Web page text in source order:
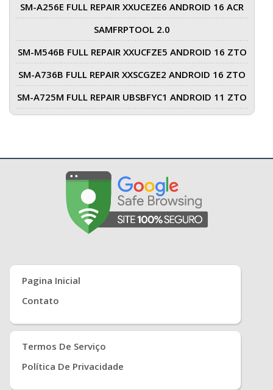
SM-A256E FULL REPAIR XXUCEZE6 ANDROID 16 ACR
SAMFRPTOOL 2.0
SM-M546B FULL REPAIR XXUCFZE5 ANDROID 16 ZTO
SM-A736B FULL REPAIR XXSCGZE2 ANDROID 16 ZTO
SM-A725M FULL REPAIR UBSBFYC1 ANDROID 11 ZTO
Pagina Inicial
Contato
Termos De Serviço
Política De Privacidade